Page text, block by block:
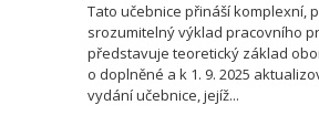
Tato učebnice přináší komplexní,
srozumitelný výklad pracovního
představuje teoretický základ
o doplněné a k 1. 9. 2025
vydání učebnice, jejíž...